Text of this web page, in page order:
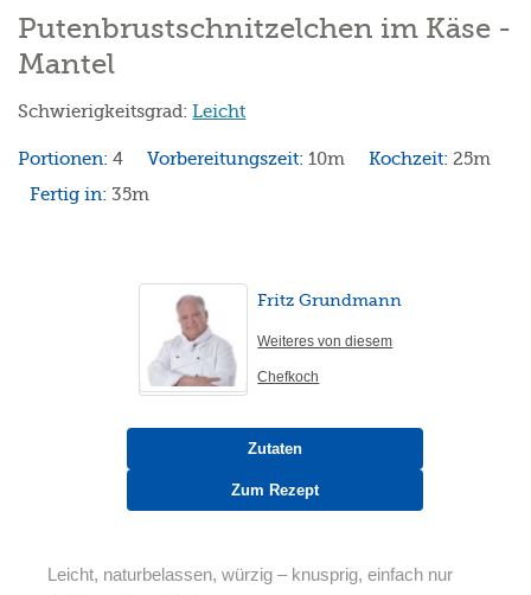
Putenbrustschnitzelchen im Käse -
Mantel
Schwierigkeitsgrad:Leicht
Portionen:4 Vorbereitungszeit:10m Kochzeit:25m
Fertig in: 35m
Fritz Grundmann
Weiteres von diesem
Chefkoch
Zutaten
Zum Rezept
Leicht, naturbelassen, würzig – knusprig, einfach nur